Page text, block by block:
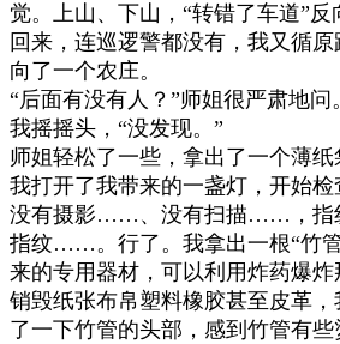
觉。上山、下山， “转错了车道”反
回来，连巡逻警都没有，我又循
向了一个农庄。
“后面有没有人？ ”师姐很严肃地问。
我摇摇头， “没发现。 ”
师姐轻松了一些，拿出了一个薄纸
我打开了我带来的一盏灯，开始检
没有摄影…… 、没有扫描…… ，
指纹……。行了。我拿出一根“竹
来的专用器材，可以利用炸药爆
销毁纸张布帛塑料橡胶甚至皮革
了一下竹管的头部，感到竹管有